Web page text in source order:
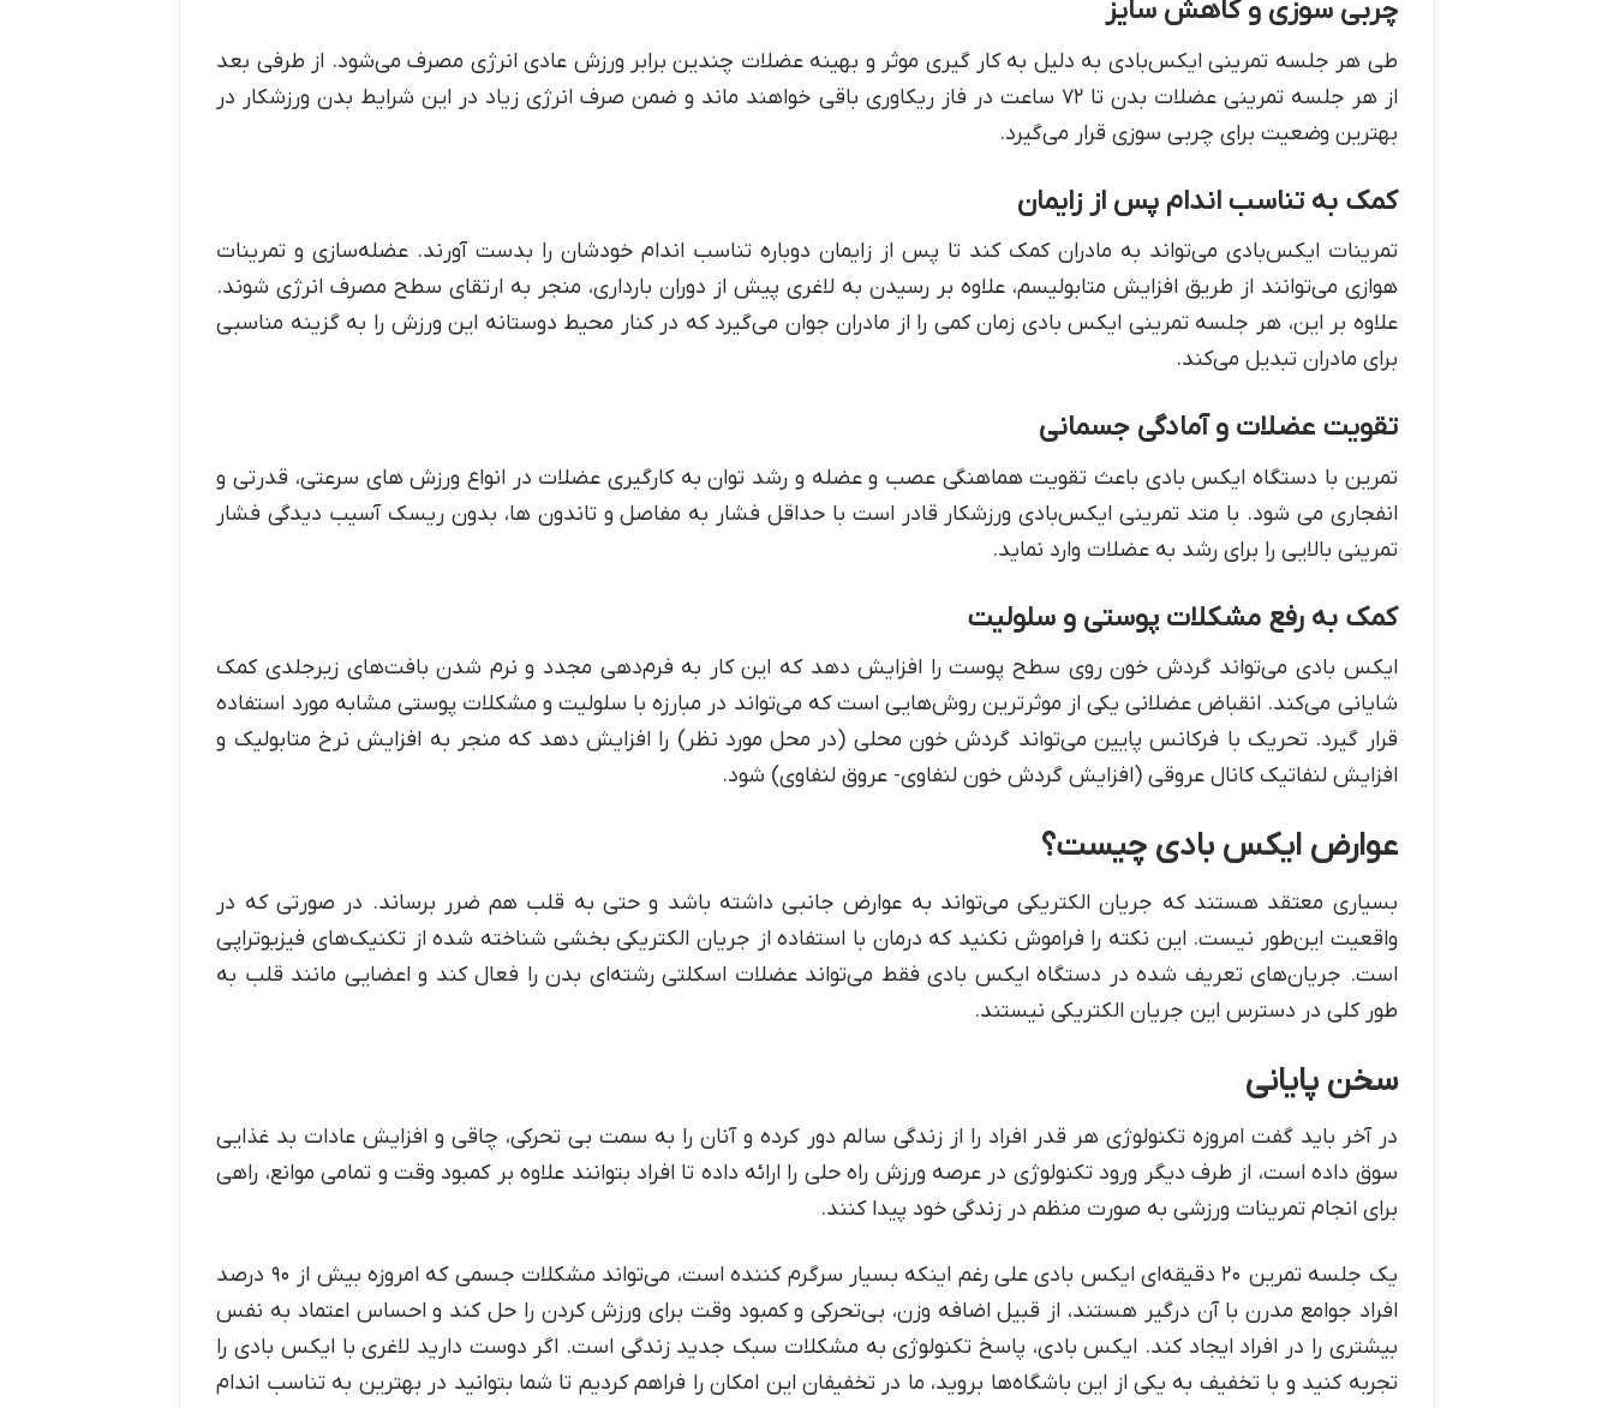
چربی سوزی و کاهش سایز
طی هر جلسه تمرینی ایکس‌بادی به دلیل به کار گیری موثر و بهینه عضلات چندین برابر ورزش عادی انرژی مصرف می‌شود. از طرفی بعد
از هر جلسه تمرینی عضلات بدن تا ۷۲ ساعت در فاز ریکاوری باقی خواهند ماند و ضمن صرف انرژی زیاد در این شرایط بدن ورزشکار در
بهترین وضعیت برای چربی سوزی قرار می‌گیرد.
کمک به تناسب اندام پس از زایمان
تمرینات ایکس‌بادی می‌تواند به مادران کمک کند تا پس از زایمان دوباره تناسب اندام خودشان را بدست آورند. عضله‌سازی و تمرینات
هوازی می‌توانند از طریق افزایش متابولیسم، علاوه بر رسیدن به لاغری پیش از دوران بارداری، منجر به ارتقای سطح مصرف انرژی شوند.
علاوه بر این، هر جلسه‌ تمرینی ایکس‌ بادی زمان کمی را از مادران جوان می‌گیرد که در کنار محیط دوستانه این ورزش را به گزینه مناسبی
برای مادران تبدیل می‌کند.
تقویت عضلات و آمادگی جسمانی
تمرین با دستگاه ایکس بادی باعث تقویت هماهنگی عصب و عضله و رشد توان به کارگیری عضلات در انواع ورزش های سرعتی، قدرتی و
انفجاری می شود. با متد تمرینی ایکس‌بادی ورزشکار قادر است با حداقل فشار به مفاصل و تاندون ها، بدون ریسک آسیب دیدگی فشار
تمرینی بالایی را برای رشد به عضلات وارد نماید.
کمک به رفع مشکلات پوستی و سلولیت
ایکس‌ بادی می‌تواند گردش خون روی سطح پوست را افزایش دهد که این کار به فرم‌دهی مجدد و نرم شدن بافت‌های زیرجلدی کمک
شایانی می‌کند. انقباض عضلانی یکی از موثرترین روش‌هایی است که می‌تواند در مبارزه با سلولیت و مشکلات پوستی مشابه مورد استفاده
قرار گیرد. تحریک با فرکانس پایین می‌تواند گردش خون محلی (در محل مورد نظر) را افزایش دهد که منجر به افزایش نرخ متابولیک و
افزایش لنفاتیک کانال عروقی (افزایش گردش خون لنفاوی- عروق لنفاوی) شود.
عوارض ایکس بادی چیست؟
بسیاری معتقد هستند که جریان الکتریکی می‌تواند به عوارض جانبی داشته باشد و حتی به قلب هم ضرر برساند. در صورتی که در
واقعیت این‌طور نیست. این نکته را فراموش نکنید که درمان با استفاده از جریان الکتریکی بخشی شناخته شده از تکنیک‌های فیزیوتراپی
است. جریان‌های تعریف شده در دستگاه ایکس بادی فقط می‌تواند عضلات اسکلتی رشته‌ای بدن را فعال کند و اعضایی مانند قلب به
طور کلی در دسترس این جریان الکتریکی نیستند.
سخن پایانی
در آخر باید گفت امروزه تکنولوژی هر قدر افراد را از زندگی سالم دور کرده و آنان را به سمت بی تحرکی، چاقی و افزایش عادات بد غذایی
سوق داده است، از طرف دیگر ورود تکنولوژی در عرصه ورزش راه حلی را ارائه داده تا افراد بتوانند علاوه بر کمبود وقت و تمامی موانع، راهی
برای انجام تمرینات ورزشی به صورت منظم در زندگی خود پیدا کنند.
یک جلسه تمرین ۲۰ دقیقه‌ای ایکس بادی علی رغم اینکه بسیار سرگرم کننده است، می‌تواند مشکلات جسمی که امروزه بیش از ۹۰ درصد
افراد جوامع مدرن با آن درگیر هستند، از قبیل اضافه وزن، بی‌تحرکی و کمبود وقت برای ورزش کردن را حل کند و احساس اعتماد به نفس
بیشتری را در افراد ایجاد کند. ایکس بادی، پاسخ تکنولوژی به مشکلات سبک جدید زندگی است. اگر دوست دارید لاغری با ایکس بادی را
تجربه کنید و با تخفیف به یکی از این باشگاه‌ها بروید، ما در تخفیفان این امکان را فراهم کردیم تا شما بتوانید در بهترین به تناسب اندام